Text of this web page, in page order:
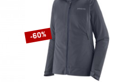
-60%